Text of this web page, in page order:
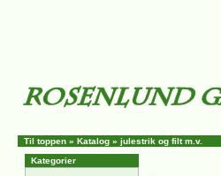
Til toppen » Katalog » julestrik og filt m.v.
Kategorier